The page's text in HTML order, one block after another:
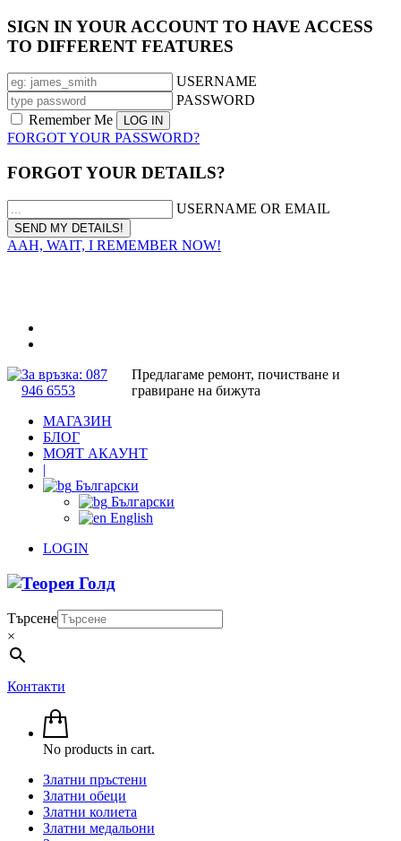
SIGN IN YOUR ACCOUNT TO HAVE ACCESS
TO DIFFERENT FEATURES
USERNAME
PASSWORD
Remember Me
FORGOT YOUR PASSWORD?
FORGOT YOUR DETAILS?
USERNAME OR EMAIL
AAH, WAIT, I REMEMBER NOW!
За връзка: 087
946 6553
Предлагаме ремонт, почистване и
гравиране на бижута
МАГАЗИН
БЛОГ
МОЯТ АКАУНТ
|
Български
Български
English
LOGIN
Търсене
×
Контакти
No products in cart.
Златни пръстени
Златни обеци
Златни колиета
Златни медальони